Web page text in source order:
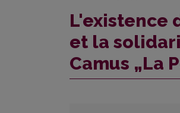
L'existence
et la
Camus „La